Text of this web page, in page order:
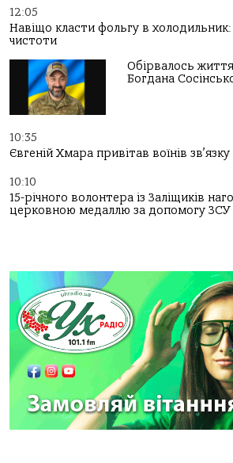
12:05
Навіщо класти фольгу в
чистоти
Обірвалось
Богдана
10:35
Євгеній Хмара привітав воїнів
10:10
15-річного волонтера із Заліщиків
церковною медаллю за допомогу ЗСУ